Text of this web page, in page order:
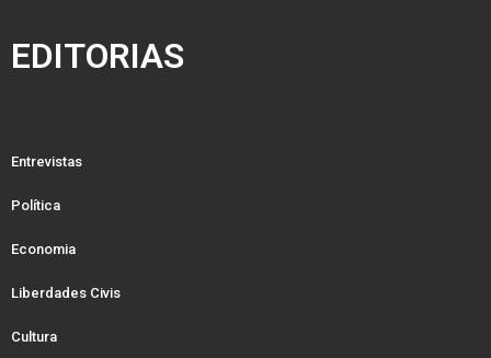
EDITORIAS
Entrevistas
Política
Economia
Liberdades Civis
Cultura